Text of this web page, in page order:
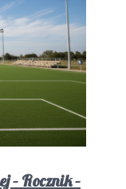
– Rocznik –